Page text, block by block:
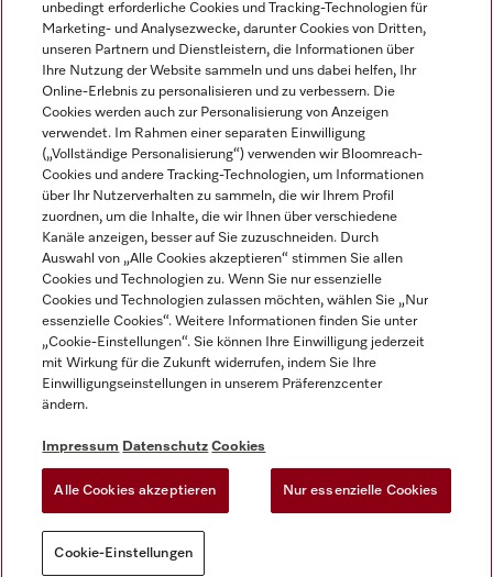
Sprache
DEUTSCH
Impressum
Datenschutz
Cookie-Einstellungen
Miele auf YoutubeMiele auf Instagram
Miele auf Facebook
Miele auf LinkedInMiele auf LinkedIn
unbedingt erforderliche Cookies und Tracking-Technologien für
Marketing- und Analysezwecke, darunter Cookies von Dritten,
unseren Partnern und Dienstleistern, die Informationen über
Ihre Nutzung der Website sammeln und uns dabei helfen, Ihr
Online-Erlebnis zu personalisieren und zu verbessern. Die
Cookies werden auch zur Personalisierung von Anzeigen
verwendet. Im Rahmen einer separaten Einwilligung
(„Vollständige Personalisierung“) verwenden wir Bloomreach-
Cookies und andere Tracking-Technologien, um Informationen
über Ihr Nutzerverhalten zu sammeln, die wir Ihrem Profil
zuordnen, um die Inhalte, die wir Ihnen über verschiedene
Kanäle anzeigen, besser auf Sie zuzuschneiden. Durch
Auswahl von „Alle Cookies akzeptieren“ stimmen Sie allen
Cookies und Technologien zu. Wenn Sie nur essenzielle
Cookies und Technologien zulassen möchten, wählen Sie „Nur
essenzielle Cookies“. Weitere Informationen finden Sie unter
„Cookie-Einstellungen“. Sie können Ihre Einwilligung jederzeit
mit Wirkung für die Zukunft widerrufen, indem Sie Ihre
Einwilligungseinstellungen in unserem Präferenzcenter
ändern.
Impressum Datenschutz Cookies
Alle Cookies akzeptieren Nur essenzielle Cookies
Cookie-Einstellungen